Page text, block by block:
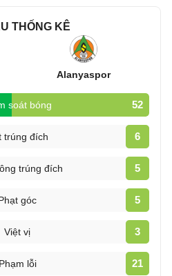
THỐNG KÊ
Alanyaspor
soát bóng 52
trúng đích 6
trúng đích 5
góc 5
Việt vị 3
Phạm lỗi 21